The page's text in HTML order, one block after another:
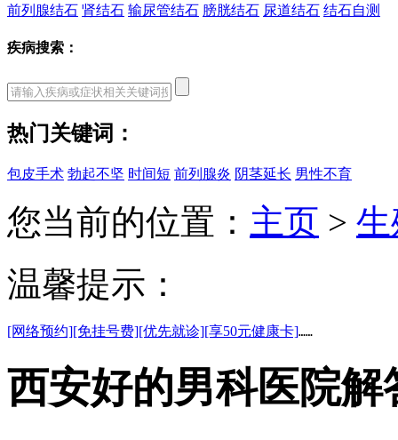
前列腺结石 肾结石 输尿管结石 膀胱结石 尿道结石 结石自测
疾病搜索：
热门关键词：
包皮手术 勃起不坚 时间短 前列腺炎 阴茎延长 男性不育
您当前的位置： 主页 >
温馨提示：
[网络预约][免挂号费][优先就诊][享50元健康卡]……
西安好的男科医院